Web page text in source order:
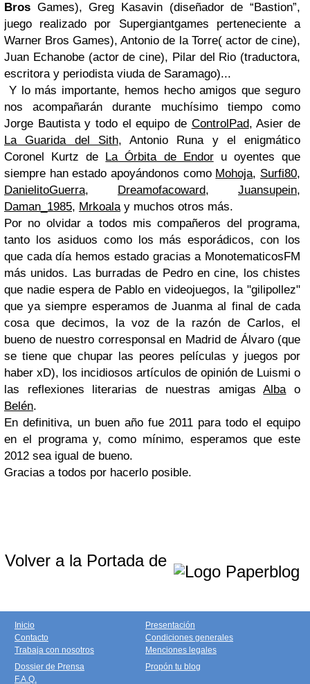
Bros Games), Greg Kasavin (diseñador de “Bastion”,
juego realizado por Supergiantgames perteneciente a
Warner Bros Games), Antonio de la Torre( actor de cine),
Juan Echanobe (actor de cine), Pilar del Rio (traductora,
escritora y periodista viuda de Saramago)...
Y lo más importante, hemos hecho amigos que seguro
nos acompañarán durante muchísimo tiempo como
Jorge Bautista y todo el equipo de ControlPad, Asier de
La Guarida del Sith, Antonio Runa y el enigmático
Coronel Kurtz de La Órbita de Endoru oyentes que
siempre han estado apoyándonos como Mohoja, Surfi80,
DanielitoGuerra, Dreamofacoward, Juansupein,
Daman_1985, Mrkoalay muchos otros más.
Por no olvidar a todos mis compañeros del programa,
tanto los asiduos como los más esporádicos, con los
que cada día hemos estado gracias a MonotematicosFM
más unidos. Las burradas de Pedro en cine, los chistes
que nadie espera de Pablo en videojuegos, la "gilipollez"
que ya siempre esperamos de Juanma al final de cada
cosa que decimos, la voz de la razón de Carlos, el
bueno de nuestro corresponsal en Madrid de Álvaro (que
se tiene que chupar las peores películas y juegos por
haber xD), los incidiosos artículos de opinión de Luismi o
las reflexiones literarias de nuestras amigasAlbao
Belén.
En definitiva, un buen año fue 2011 para todo el equipo
en el programa y, como mínimo, esperamos que este
2012 sea igual de bueno.
Gracias a todos por hacerlo posible.
Volver a la Portada de
Inicio
Contacto
Trabaja con nosotros
Presentación
Condiciones generales
Menciones legales
Dossier de Prensa
F.A.Q.
Propón tu blog